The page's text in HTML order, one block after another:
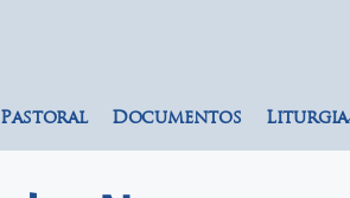
Documentos Liturgia